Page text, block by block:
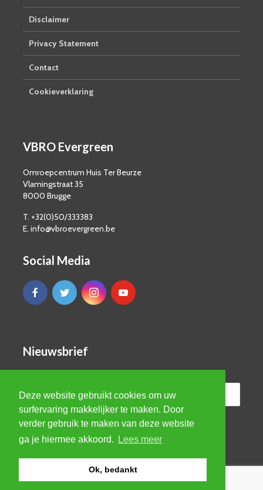
Deze website gebruikt cookies om uw
surfervaring makkelijker te maken. Door
verder gebruik te maken van deze website
ga je hiermee akkoord.
Lees meer
Ok, bedankt
Disclaimer
Privacy Statement
Contact
Cookieverklaring
VBRO Evergreen
Omroepcentrum Huis Ter Beurze
Vlamingstraat 35
8000 Brugge
T. +32(0)50/333383
E. info@vbroevergreen.be
Social Media
Nieuwsbrief
© VBRO Evergreen 2026